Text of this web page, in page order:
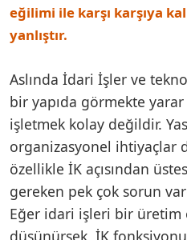
eğilimi ile karşı karşıya
yanlıştır.
Aslında İdari İşler ve
bir yapıda görmekte
işletmek kolay değildir.
organizasyonel ihtiyaçlar
özellikle İK açısından
gereken pek çok sorun
Eğer idari işleri bir üretim
düşünürsek, İK